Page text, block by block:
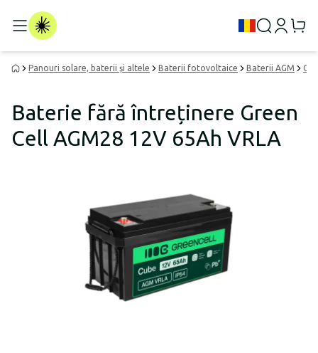
Panouri solare, baterii și altele Baterii fotovoltaice Baterii AGM
Baterie fără întreținere Green
Cell AGM28 12V 65Ah VRLA